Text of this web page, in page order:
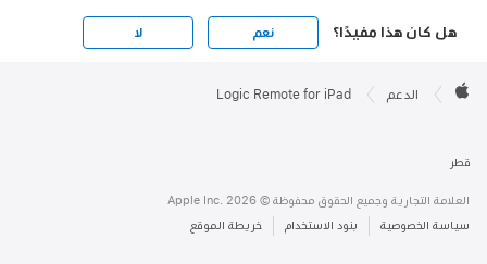
هل كان هذا مفيدًا؟ نعم لا
Footer

الدعم Logic Remote for iPad
قطر
العلامة التجارية وجميع الحقوق محفوظة © Apple Inc. 2026
سياسة الخصوصية بنود الاستخدام خريطة الموقع